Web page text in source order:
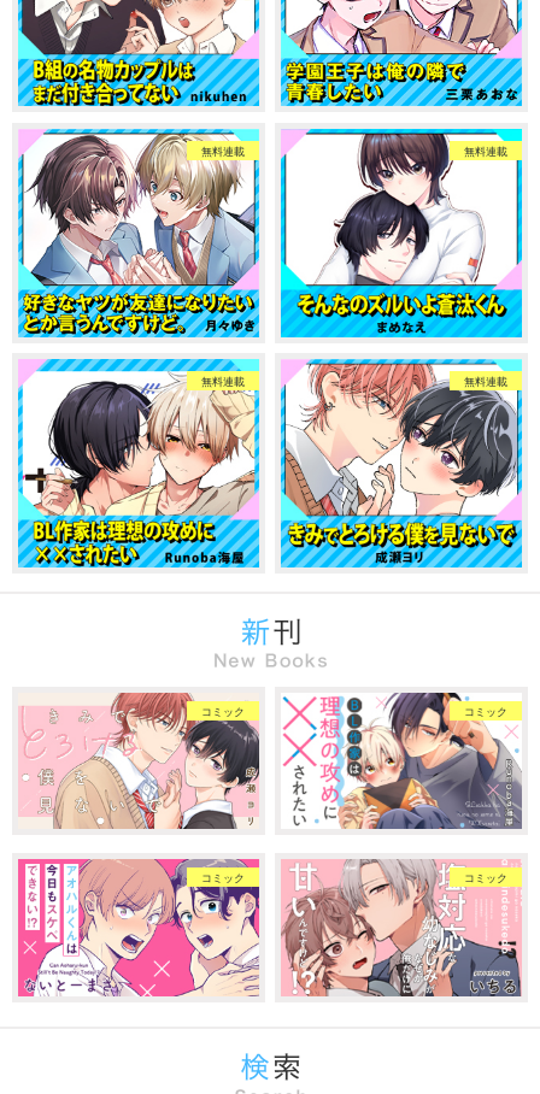
無料連載 無料連載
無料連載 無料連載
コミック コミック
コミック コミック